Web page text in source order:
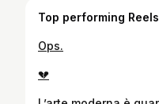
Top performing Reels
Ops.
💔